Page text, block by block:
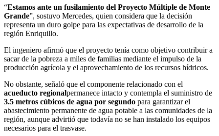
“Estamos ante un fusilamiento del Proyecto Múltiple de Monte
Grande”, sostuvo Mercedes, quien considera que la decisión
representa un duro golpe para las expectativas de desarrollo de la
región Enriquillo.
El ingeniero afirmó que el proyecto tenía como objetivo contribuir a
sacar de la pobreza a miles de familias mediante el impulso de la
producción agrícola y el aprovechamiento de los recursos hídricos.
No obstante, señaló que el componente relacionado con el
acueducto regionalpermanece intacto y contempla el suministro de
3.5 metros cúbicos de agua por segundo para garantizar el
abastecimiento permanente de agua potable a las comunidades de la
región, aunque advirtió que todavía no se han instalado los equipos
necesarios para el trasvase.